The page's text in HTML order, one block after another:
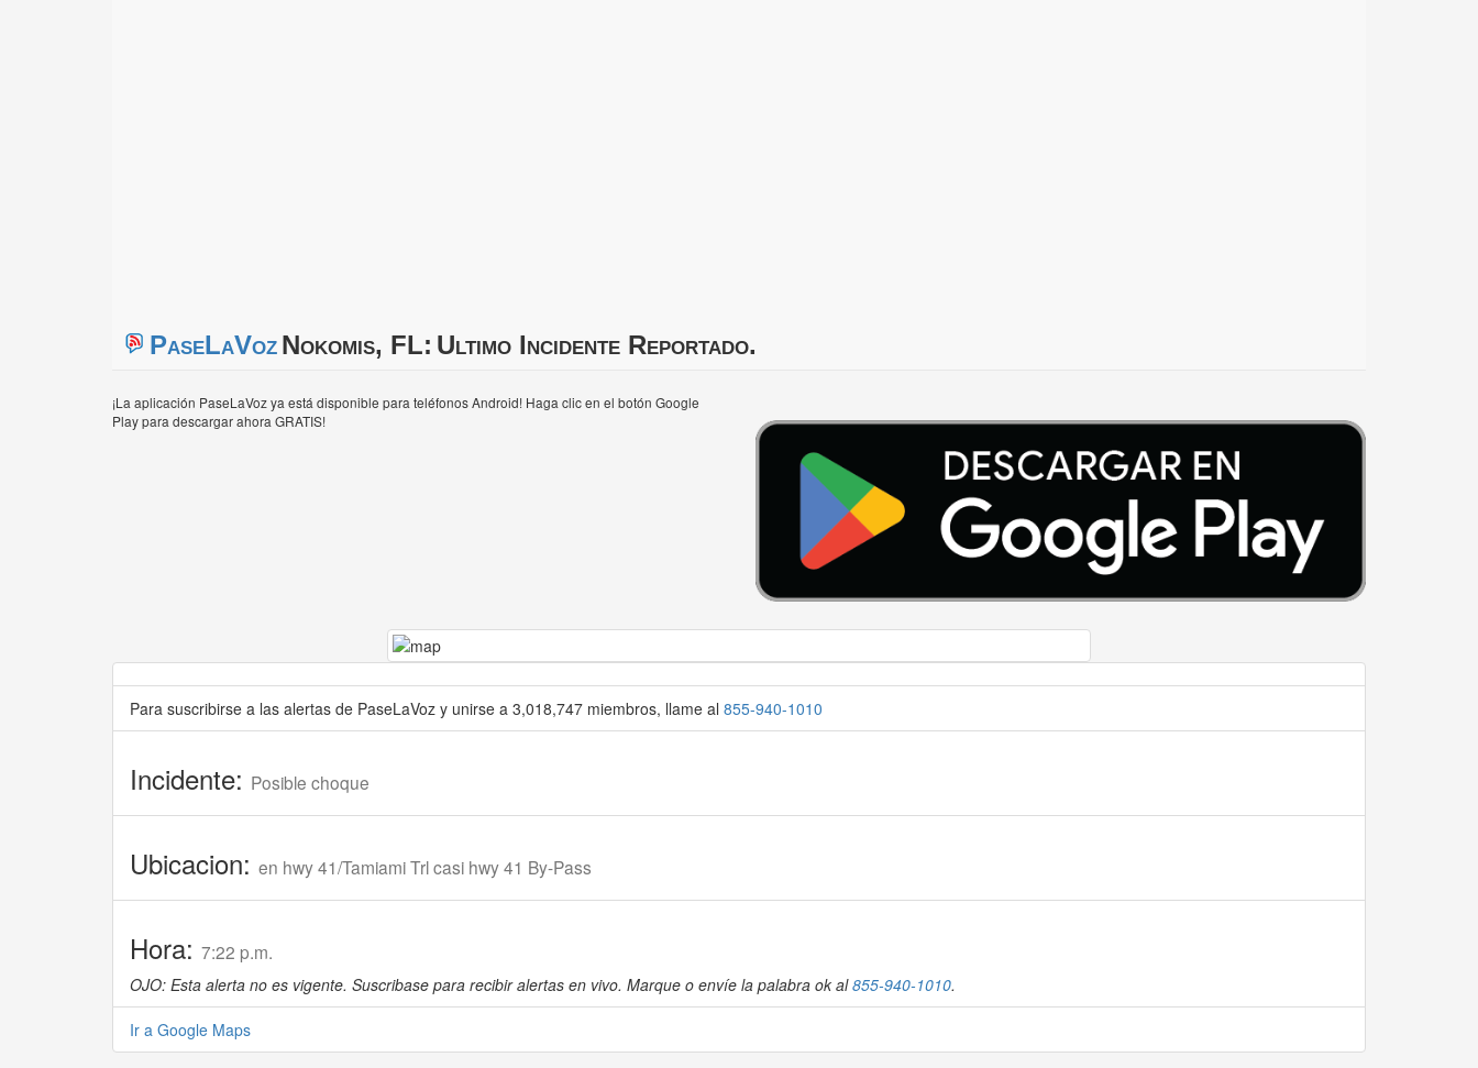
PaseLaVozNokomis, FL: Ultimo Incidente Reportado.
¡La aplicación PaseLaVoz ya está disponible para teléfonos Android! Haga clic en el botón Google
Play para descargar ahora GRATIS!
Para suscribirse a las alertas de PaseLaVoz y unirse a 3,018,747 miembros, llame al 855-940-1010
Incidente: Posible choque
Ubicacion: en hwy 41/Tamiami Trl casi hwy 41 By-Pass
Hora: 7:22 p.m.
OJO: Esta alerta no es vigente. Suscribase para recibir alertas en vivo. Marque o envíe la palabra ok al855-940-1010.
Ir a Google Maps